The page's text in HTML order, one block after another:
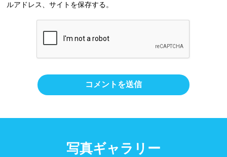
ルアドレス、サイトを保存する。
写真ギャラリー